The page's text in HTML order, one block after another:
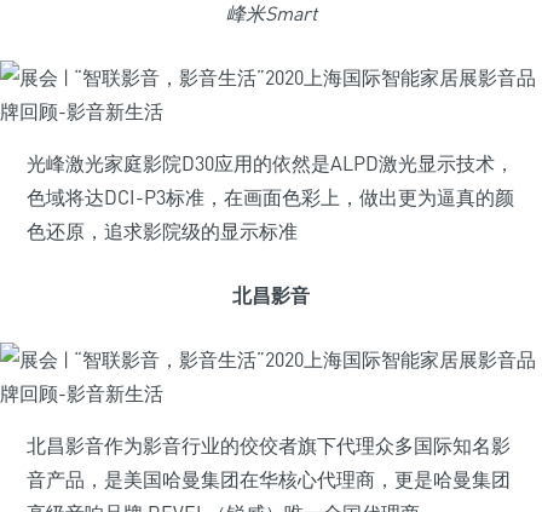
峰米Smart
光峰激光家庭影院D30应用的依然是ALPD激光显示技术，
色域将达DCI-P3标准，在画面色彩上，做出更为逼真的颜
色还原，追求影院级的显示标准
北昌影音
北昌影音作为影音行业的佼佼者旗下代理众多国际知名影
音产品，是美国哈曼集团在华核心代理商，更是哈曼集团